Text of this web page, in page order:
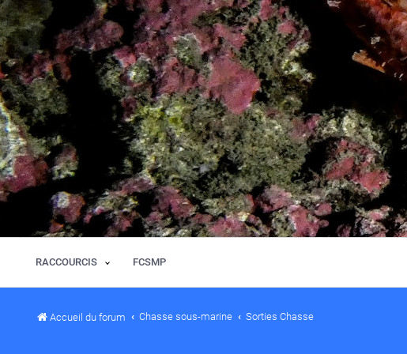
RACCOURCIS FCSMP
Accueil du forum Chasse sous-marine Sorties Chasse